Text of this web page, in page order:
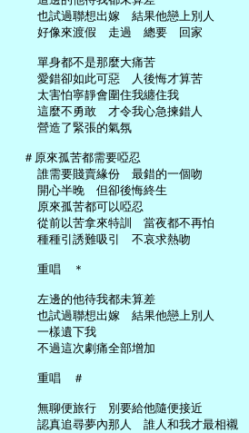
     也試過聯想出嫁　結果他戀上別人
     好像來渡假　走過　總要　回家
     單身都不是那麼大痛苦
     愛錯卻如此可惡　人後悔才算苦
     太害怕寧靜會圍住我纏住我
     這麼不勇敢　才令我心急揀錯人
     營造了緊張的氣氛
   ＃原來孤苦都需要啞忍
     誰需要賤賣緣份　最錯的一個吻
     開心半晚　但卻後悔終生
     原來孤苦都可以啞忍
     從前以苦拿來特訓　當夜都不再怕
     種種引誘難吸引　不哀求熱吻
     重唱　＊
     左邊的他待我都未算差
     也試過聯想出嫁　結果他戀上別人
     一樣遺下我
     不過這次劇痛全部增加
     重唱　＃
     無聊便旅行　別要給他隨便接近
     認真追尋夢內那人　誰人和我才最相襯